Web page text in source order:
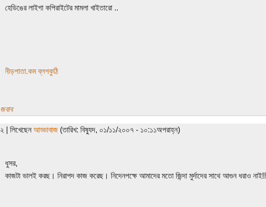
হেডিঙের লাইগা কপিরাইটের মামলা খাইতারো ..
নীড়পাতা.কম ব্লগকুঠি
জবাব
২ | লিখেছেন আড্ডাবাজ(তারিখ: বিষ্যুদ, ০১/১১/২০০৭ - ১০:১১অপরাহ্ন)
ধুসর,
কাজটা ভালই করছ। নিরাপদ কাজ করেছ। নিদেনপক্ষে আমাদের মতো জিন্দা মুর্দাদের সাথে আগুন ধরাও নাই!!